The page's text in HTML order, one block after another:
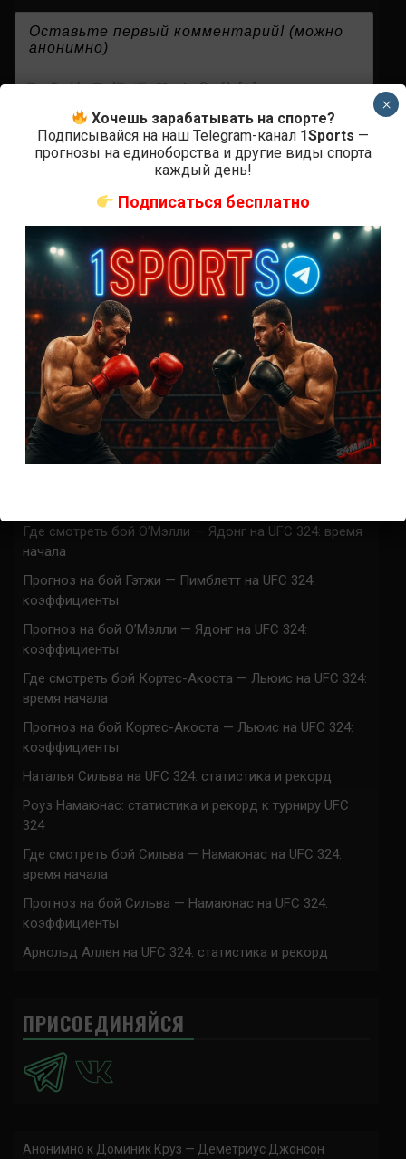
{} [+]
КОММЕНТАРИЕВ
СВЕЖИЕ ЗАПИСИ
ACA 200 прямая трансляция
Марафон боев UFC 325 прямая трансляция
UFC 324 прямая трансляция
Марафон боев UFC 324 прямая трансляция
Где смотреть бой О’Мэлли — Ядонг на UFC 324: время
начала
Прогноз на бой Гэтжи — Пимблетт на UFC 324:
коэффициенты
Прогноз на бой О’Мэлли — Ядонг на UFC 324:
коэффициенты
Где смотреть бой Кортес-Акоста — Льюис на UFC 324:
время начала
Прогноз на бой Кортес-Акоста — Льюис на UFC 324:
коэффициенты
Наталья Сильва на UFC 324: статистика и рекорд
Роуз Намаюнас: статистика и рекорд к турниру UFC
324
Где смотреть бой Сильва — Намаюнас на UFC 324:
время начала
Прогноз на бой Сильва — Намаюнас на UFC 324:
коэффициенты
Арнольд Аллен на UFC 324: статистика и рекорд
ПРИСОЕДИНЯЙСЯ
Анонимно к Доминик Круз — Деметриус Джонсон
Хочешь зарабатывать на спорте?
Подписывайся на наш Telegram-канал 1Sports —
прогнозы на единоборства и другие виды спорта
каждый день!
Подписаться бесплатно
×